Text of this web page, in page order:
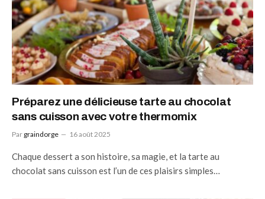
Préparez une délicieuse tarte au chocolat
sans cuisson avec votre thermomix
Par graindorge 16 août 2025
Chaque dessert a son histoire, sa magie, et la tarte au
chocolat sans cuisson est l’un de ces plaisirs simples…